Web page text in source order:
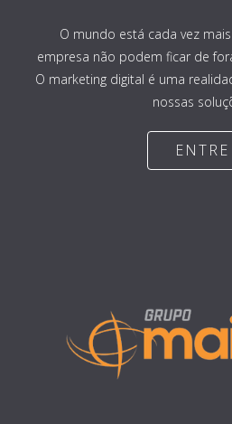
O mundo está cada vez
empresa não podem ficar de
O marketing digital é uma
nossas
ENTRE